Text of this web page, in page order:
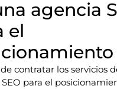
agencia
el
contratar los servicios
para el